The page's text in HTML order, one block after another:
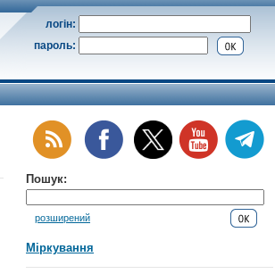
логін:
пароль:
Пошук:
розширений
Міркування